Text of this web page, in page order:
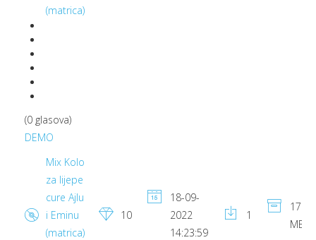
(matrica)
(0 glasova)
DEMO
Mix Kolo
za lijepe
cure Ajlu
i Eminu
(matrica)
10
18-09-
2022
14:23:59
1
17.66
MB